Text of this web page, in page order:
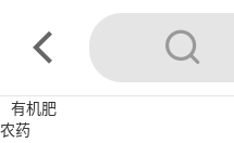
有机肥
农药